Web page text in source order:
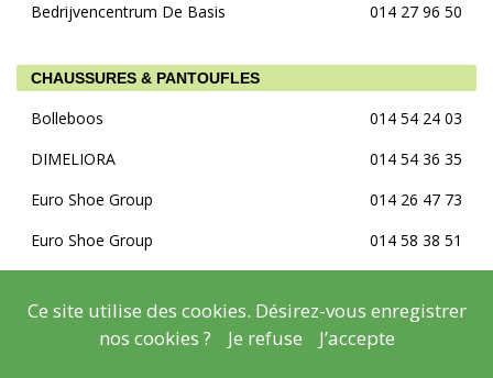
Bedrijvencentrum De Basis 014 27 96 50
CHAUSSURES & PANTOUFLES
Bolleboos
014 54 24 03
DIMELIORA
014 54 36 35
Euro Shoe Group
014 26 47 73
Euro Shoe Group
014 58 38 51
MERKKLEDING
014 37 23 93
Ce site utilise des cookies. Désirez-vous enregistrer
nos cookies ?
Je refuse J’accepte